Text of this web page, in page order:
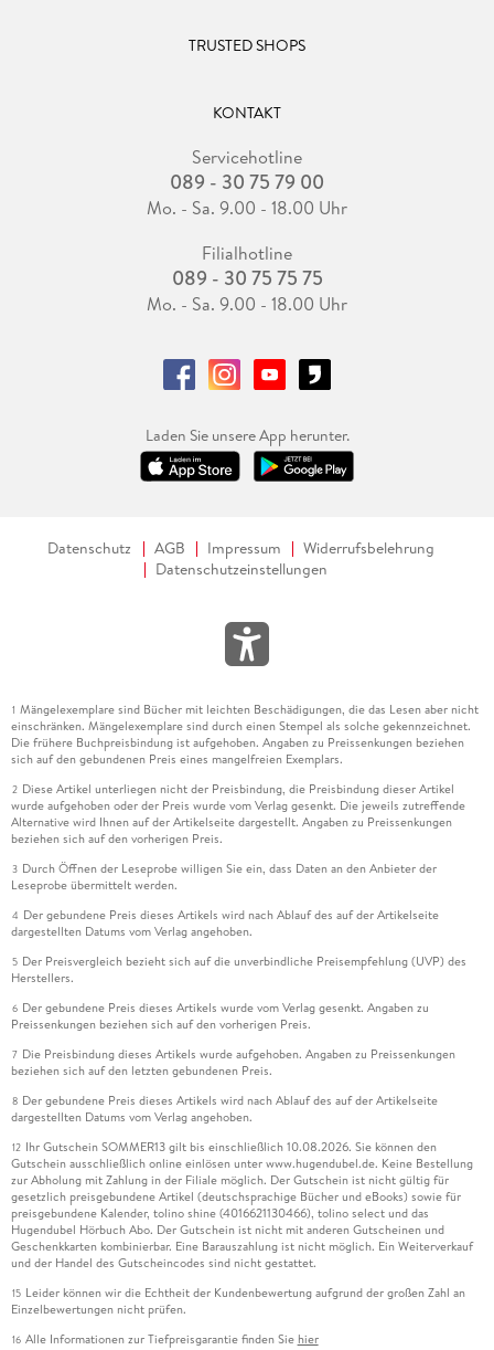
TRUSTED SHOPS
KONTAKT
Servicehotline
089 - 30 75 79 00
Mo. - Sa. 9.00 - 18.00 Uhr
Filialhotline
089 - 30 75 75 75
Mo. - Sa. 9.00 - 18.00 Uhr
Laden Sie unsere App herunter.
Datenschutz AGB Impressum
Widerrufsbelehrung
Datenschutzeinstellungen
1 Mängelexemplare sind Bücher mit leichten Beschädigungen, die das Lesen aber nicht
einschränken. Mängelexemplare sind durch einen Stempel als solche gekennzeichnet.
Die frühere Buchpreisbindung ist aufgehoben. Angaben zu Preissenkungen beziehen
sich auf den gebundenen Preis eines mangelfreien Exemplars.
2 Diese Artikel unterliegen nicht der Preisbindung, die Preisbindung dieser Artikel
wurde aufgehoben oder der Preis wurde vom Verlag gesenkt. Die jeweils zutreffende
Alternative wird Ihnen auf der Artikelseite dargestellt. Angaben zu Preissenkungen
beziehen sich auf den vorherigen Preis.
3 Durch Öffnen der Leseprobe willigen Sie ein, dass Daten an den Anbieter der
Leseprobe übermittelt werden.
4 Der gebundene Preis dieses Artikels wird nach Ablauf des auf der Artikelseite
dargestellten Datums vom Verlag angehoben.
5 Der Preisvergleich bezieht sich auf die unverbindliche Preisempfehlung (UVP) des
Herstellers.
6 Der gebundene Preis dieses Artikels wurde vom Verlag gesenkt. Angaben zu
Preissenkungen beziehen sich auf den vorherigen Preis.
7 Die Preisbindung dieses Artikels wurde aufgehoben. Angaben zu Preissenkungen
beziehen sich auf den letzten gebundenen Preis.
8 Der gebundene Preis dieses Artikels wird nach Ablauf des auf der Artikelseite
dargestellten Datums vom Verlag angehoben.
12 Ihr Gutschein SOMMER13 gilt bis einschließlich 10.08.2026. Sie können den
Gutschein ausschließlich online einlösen unter www.hugendubel.de. Keine Bestellung
zur Abholung mit Zahlung in der Filiale möglich. Der Gutschein ist nicht gültig für
gesetzlich preisgebundene Artikel (deutschsprachige Bücher und eBooks) sowie für
preisgebundene Kalender, tolino shine (4016621130466), tolino select und das
Hugendubel Hörbuch Abo. Der Gutschein ist nicht mit anderen Gutscheinen und
Geschenkkarten kombinierbar. Eine Barauszahlung ist nicht möglich. Ein Weiterverkauf
und der Handel des Gutscheincodes sind nicht gestattet.
15 Leider können wir die Echtheit der Kundenbewertung aufgrund der großen Zahl an
Einzelbewertungen nicht prüfen.
16 Alle Informationen zur Tiefpreisgarantie finden Sie hier